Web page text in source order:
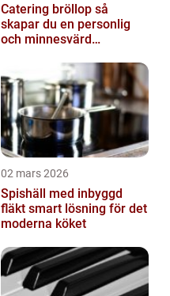
Catering bröllop så
skapar du en personlig
och minnesvärd
02 mars 2026
Spishäll med inbyggd
fläkt smart lösning för det
moderna köket